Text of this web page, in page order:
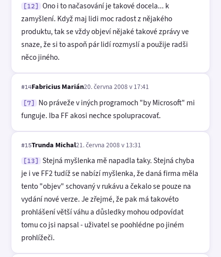
[12]
Ono i to načasování je takové docela... k
zamyšlení. Když maj lidi moc radost z nějakého
produktu, tak se vždy objeví nějaké takové zprávy ve
snaze, že si to aspoň pár lidí rozmyslí a použije radši
něco jiného.
#14Fabricius Marián20. června 2008 v 17:41
[7]
No práveže v iných programoch "by Microsoft" mi
funguje. Iba FF akosi nechce spolupracovať.
#15Trunda Michal21. června 2008 v 13:31
[13]
Stejná myšlenka mě napadla taky. Stejná chyba
je i ve FF2 tudíž se nabízí myšlenka, že daná firma měla
tento "objev" schovaný v rukávu a čekalo se pouze na
vydání nové verze. Je zřejmé, že pak má takovéto
prohlášení větší váhu a důsledky mohou odpovídat
tomu co jsi napsal - uživatel se poohlédne po jiném
prohlížeči.